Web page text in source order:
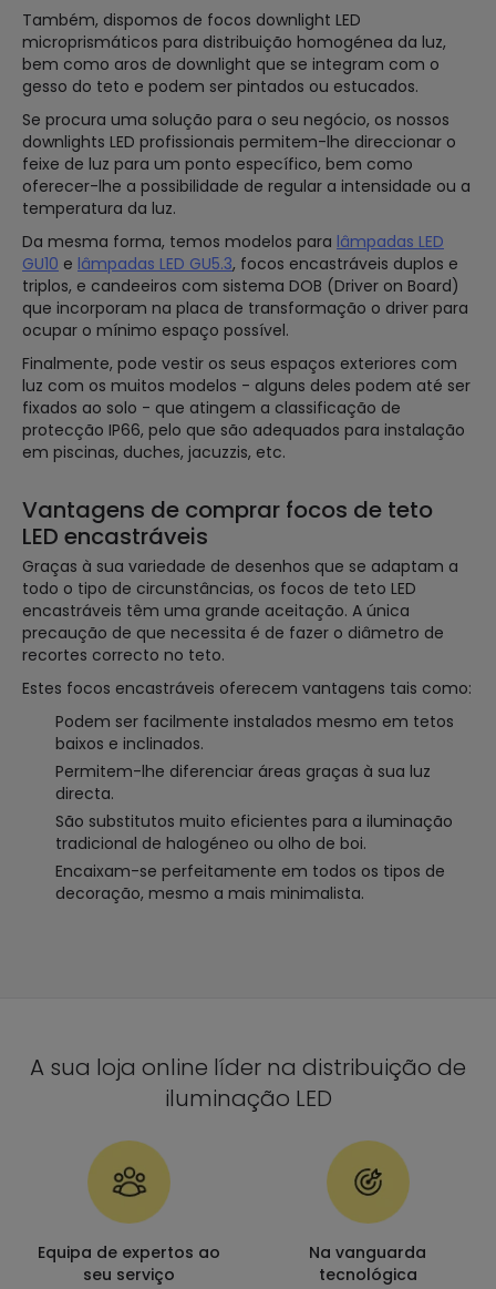
Também, dispomos de focos downlight LED
microprismáticos para distribuição homogénea da luz,
bem como aros de downlight que se integram com o
gesso do teto e podem ser pintados ou estucados.
Se procura uma solução para o seu negócio, os nossos
downlights LED profissionais permitem-lhe direccionar o
feixe de luz para um ponto específico, bem como
oferecer-lhe a possibilidade de regular a intensidade ou a
temperatura da luz.
Da mesma forma, temos modelos para lâmpadas LED
GU10 e lâmpadas LED GU5.3, focos encastráveis duplos e
triplos, e candeeiros com sistema DOB (Driver on Board)
que incorporam na placa de transformação o driver para
ocupar o mínimo espaço possível.
Finalmente, pode vestir os seus espaços exteriores com
luz com os muitos modelos - alguns deles podem até ser
fixados ao solo - que atingem a classificação de
protecção IP66, pelo que são adequados para instalação
em piscinas, duches, jacuzzis, etc.
Vantagens de comprar focos de teto
LED encastráveis
Graças à sua variedade de desenhos que se adaptam a
todo o tipo de circunstâncias, os focos de teto LED
encastráveis têm uma grande aceitação. A única
precaução de que necessita é de fazer o diâmetro de
recortes correcto no teto.
Estes focos encastráveis oferecem vantagens tais como:
Podem ser facilmente instalados mesmo em tetos
baixos e inclinados.
Permitem-lhe diferenciar áreas graças à sua luz
directa.
São substitutos muito eficientes para a iluminação
tradicional de halogéneo ou olho de boi.
Encaixam-se perfeitamente em todos os tipos de
decoração, mesmo a mais minimalista.
A sua loja online líder na distribuição de
iluminação LED
Equipa de expertos ao
seu serviço
Na vanguarda
tecnológica